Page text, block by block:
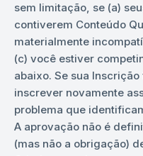
sem limitação, se (a)
contiverem Conteúdo
materialmente
(c) você estiver
abaixo. Se sua
inscrever novamente
problema que
A aprovação não é
(mas não a obrigação)